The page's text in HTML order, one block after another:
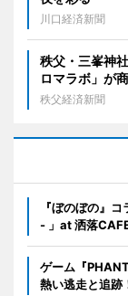
川口経済新聞
秩父・三峯神
ロマラボ」が
秩父経済新聞
『ぼのぼの』
- 」at 洒落
ゲーム『
熱い逃走と追跡